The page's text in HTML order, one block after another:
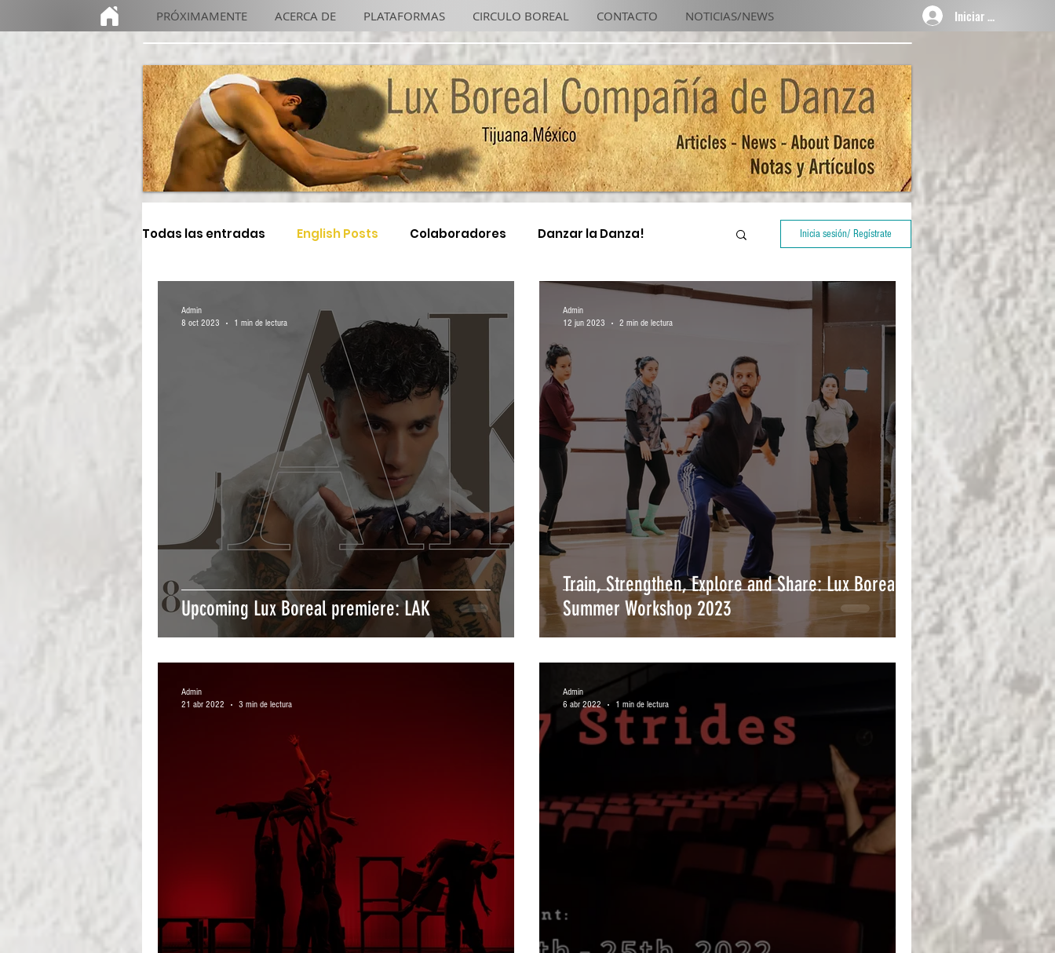
PRÓXIMAMENTE ACERCA DE PLATAFORMAS CIRCULO BOREAL CONTACTO NOTICIAS/NEWS Iniciar sesión
Todas las entradas English Posts Colaboradores Danzar la Danza! Inicia sesión/ Regístrate
Upcoming Lux Boreal premiere: LAK
Admin
8 oct 2023
1 min de lectura
Train, Strengthen, Explore and Share: Lux Boreal
Summer Workshop 2023
Admin
12 jun 2023
2 min de lectura
Admin
21 abr 2022
3 min de lectura
Admin
6 abr 2022
1 min de lectura